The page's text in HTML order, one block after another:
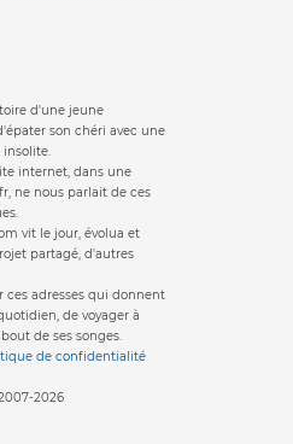
d'une jeune
son chéri avec une
insolite.
internet, dans une
ne nous parlait de ces
vit le jour, évolua et
partagé, d'autres
ces adresses qui donnent
de voyager à
de ses songes.
de confidentialité
2026